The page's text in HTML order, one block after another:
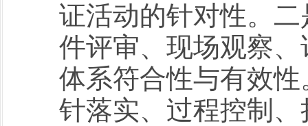
证活动的针对性。
件评审、现场观察
体系符合性与有效
针落实、过程控制